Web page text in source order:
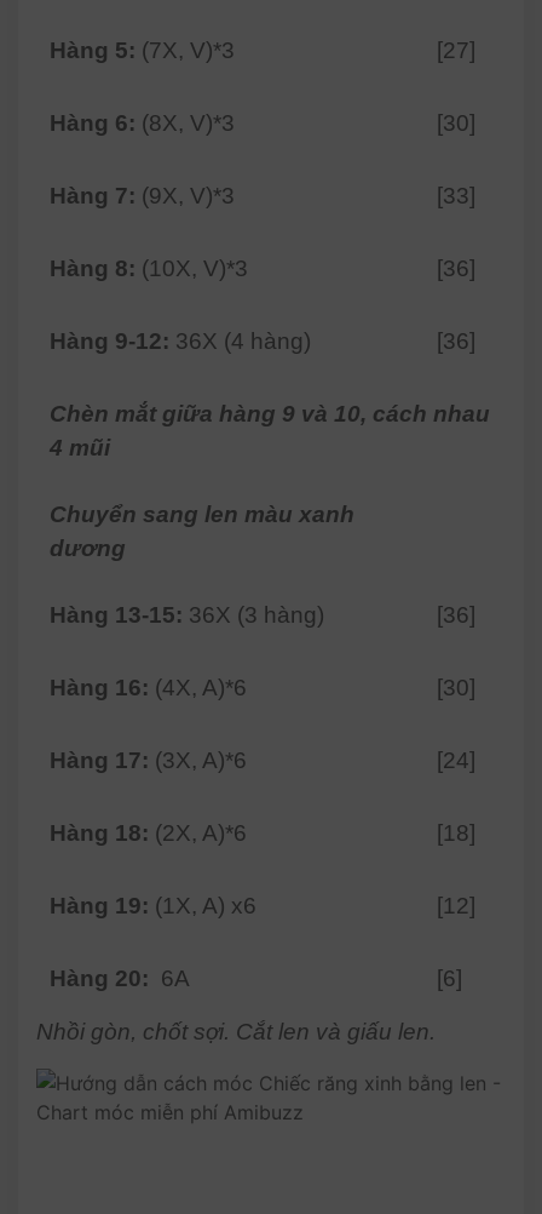
Hàng 5: (7X, V)*3 [27]
Hàng 6: (8X, V)*3 [30]
Hàng 7: (9X, V)*3 [33]
Hàng 8: (10X, V)*3 [36]
Hàng 9-12: 36X (4 hàng) [36]
Chèn mắt giữa hàng 9 và 10, cách nhau
4 mũi
Chuyển sang len màu xanh
dương
Hàng 13-15: 36X (3 hàng) [36]
Hàng 16: (4X, A)*6 [30]
Hàng 17: (3X, A)*6 [24]
Hàng 18: (2X, A)*6 [18]
Hàng 19: (1X, A) x6 [12]
Hàng 20: 6A [6]
Nhồi gòn, chốt sợi. Cắt len và giấu len.